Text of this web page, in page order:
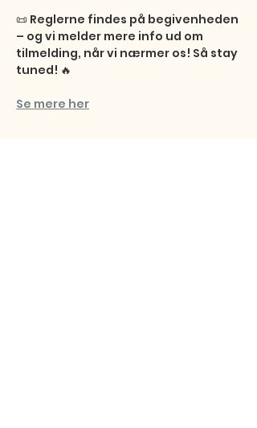
📜 Reglerne findes på begivenheden
– og vi melder mere info ud om
tilmelding, når vi nærmer os! Så stay
tuned! 🔥
Se mere her